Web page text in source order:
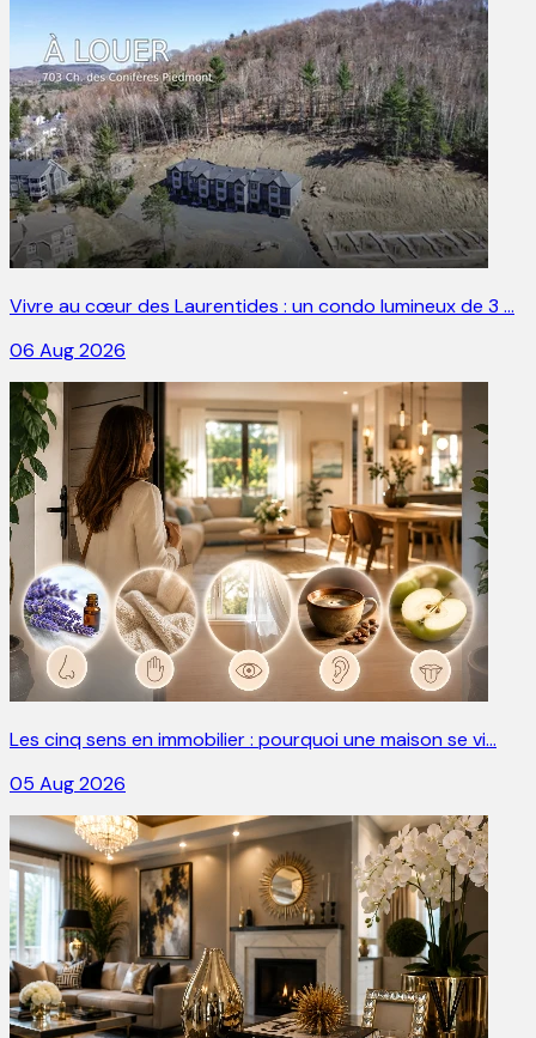
Vivre au cœur des Laurentides : un condo lumineux de 3 …
06 Aug 2026
Les cinq sens en immobilier : pourquoi une maison se vi…
05 Aug 2026